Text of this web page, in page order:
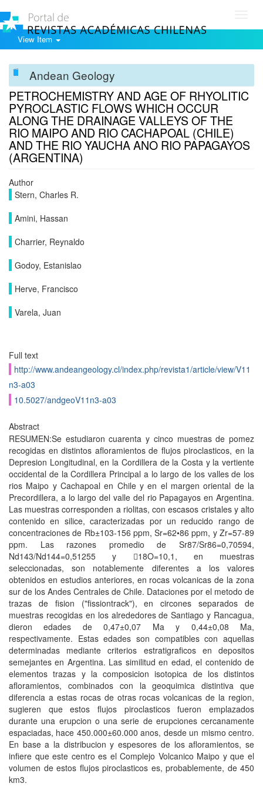
View Item
Andean Geology
PETROCHEMISTRY AND AGE OF RHYOLITIC
PYROCLASTIC FLOWS WHICH OCCUR
ALONG THE DRAINAGE VALLEYS OF THE
RIO MAIPO AND RIO CACHAPOAL (CHILE)
AND THE RIO YAUCHA ANO RIO PAPAGAYOS
(ARGENTINA)
Author
Stern, Charles R.
Amini, Hassan
Charrier, Reynaldo
Godoy, Estanislao
Herve, Francisco
Varela, Juan
Full text
http://www.andeangeology.cl/index.php/revista1/article/view/V11
n3-a03
10.5027/andgeoV11n3-a03
Abstract
RESUMEN:Se estudiaron cuarenta y cinco muestras de pomez
recogidas en distintos afloramientos de flujos piroclasticos, en la
Depresion Longitudinal, en la Cordillera de la Costa y la vertiente
occidental de la Cordillera Principal a lo largo de los valles de los
rios Maipo y Cachapoal en Chile y en el margen oriental de la
Precordillera, a lo largo del valle del rio Papagayos en Argentina.
Las muestras corresponden a riolitas, con escasos cristales y alto
contenido en silice, caracterizadas por un reducido rango de
concentraciones de Rb±103-156 ppm, Sr=62•86 ppm, y Zr=57-89
ppm. Las razones promedio de Sr87/Sr86=0,70594,
Nd143/Nd144=0,51255 y 18O=10,1, en muestras
seleccionadas, son notablemente diferentes a los valores
obtenidos en estudios anteriores, en rocas volcanicas de la zona
sur de los Andes Centrales de Chile. Dataciones por el metodo de
trazas de fision ("fissiontrack"), en circones separados de
muestras recogidas en los alrededores de Santiago y Rancagua,
dieron edades de 0,47±0,07 Ma y 0,44±0,08 Ma,
respectivamente. Estas edades son compatibles con aquellas
determinadas mediante criterios estratigraficos en depositos
semejantes en Argentina. Las similitud en edad, el contenido de
elementos trazas y la composicion isotopica de los distintos
afloramientos, combinados con la geoquimica distintiva que
diferencia a estas rocas de otras rocas volcanicas de la region,
sugieren que estos flujos piroclasticos fueron emplazados
durante una erupcion o una serie de erupciones cercanamente
espaciadas, hace 450.000±60.000 anos, desde un mismo centro.
En base a la distribucion y espesores de los afloramientos, se
infiere que este centro es el Complejo Volcanico Maipo y que el
volumen de estos flujos piroclasticos es, probablemente, de 450
km3.